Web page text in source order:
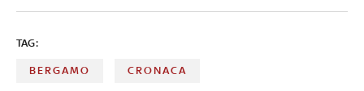
TAG:
BERGAMO CRONACA